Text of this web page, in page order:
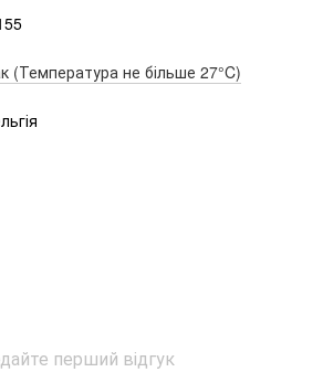
(Температура не більше 27°C)
перший відгук